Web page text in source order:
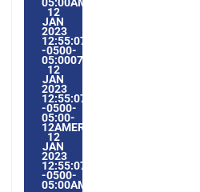
12
JAN
2023
12:55:07
-0500-
05:000731#/31THU,
12
JAN
2023
12:55:07
-0500-
05:00-
12AMERICA/
12
JAN
2023
12:55:07
-0500-
05:00AMERICA/GUAYAQUIL1#